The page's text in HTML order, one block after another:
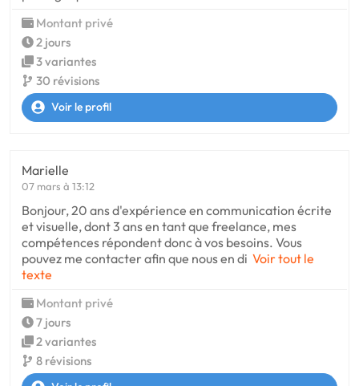
Montant privé
2 jours
3 variantes
30 révisions
Voir le profil
Marielle
07 mars à 13:12
Bonjour, 20 ans d'expérience en communication écrite
et visuelle, dont 3 ans en tant que freelance, mes
compétences répondent donc à vos besoins. Vous
pouvez me contacter afin que nous en di Voir tout le
texte
Montant privé
7 jours
2 variantes
8 révisions